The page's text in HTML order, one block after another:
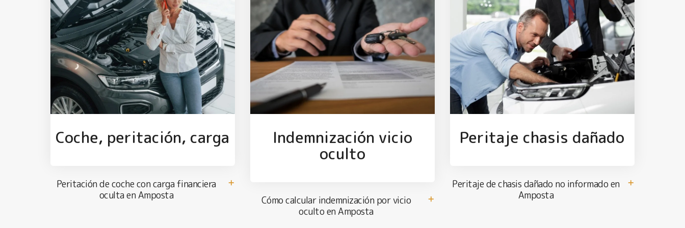
Coche, peritación, carga
Peritación de coche con carga financiera
oculta en Amposta
Indemnización vicio
oculto
Cómo calcular indemnización por vicio
oculto en Amposta
Peritaje chasis dañado
Peritaje de chasis dañado no informado en
Amposta